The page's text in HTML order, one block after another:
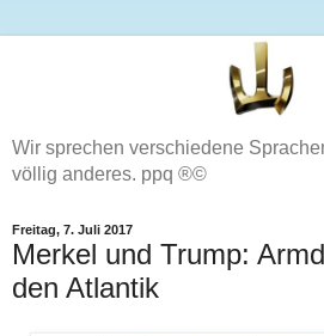
Wir sprechen verschiedene
völlig anderes. ppq ®©
Freitag, 7. Juli 2017
Merkel und Trump:
den Atlantik